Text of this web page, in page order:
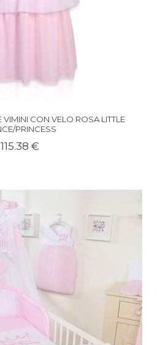
CON VELO ROSA LITTLE
PRINCESS
115.38 €